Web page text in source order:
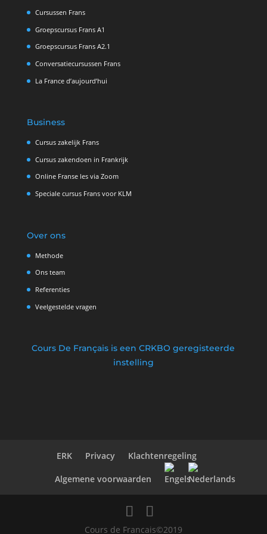
Cursussen Frans
Groepscursus Frans A1
Groepscursus Frans A2.1
Conversatiecursussen Frans
La France d’aujourd’hui
Business
Cursus zakelijk Frans
Cursus zakendoen in Frankrijk
Online Franse les via Zoom
Speciale cursus Frans voor KLM
Over ons
Methode
Ons team
Referenties
Veelgestelde vragen
Cours De Français is een CRKBO geregisteerde
instelling
ERK Privacy Klachtenregeling
Algemene voorwaarden
Cours de Francais©2019